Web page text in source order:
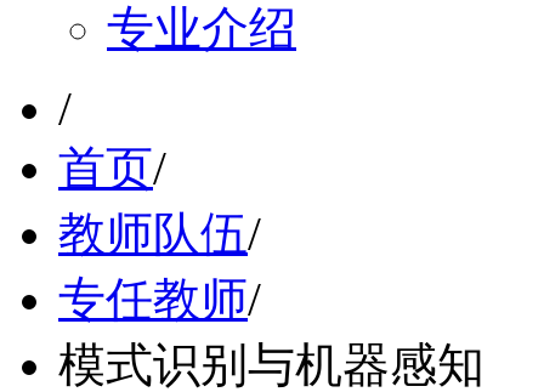
专业介绍
/
首页/
教师队伍/
专任教师/
模式识别与机器感知